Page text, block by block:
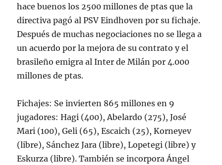
hace buenos los 2500 millones de ptas que la
directiva pagó al PSV Eindhoven por su fichaje.
Después de muchas negociaciones no se llega a
un acuerdo por la mejora de su contrato y el
brasileño emigra al Inter de Milán por 4.000
millones de ptas.
Fichajes: Se invierten 865 millones en 9
jugadores: Hagi (400), Abelardo (275), José
Mari (100), Geli (65), Escaich (25), Korneyev
(libre), Sánchez Jara (libre), Lopetegi (libre) y
Eskurza (libre). También se incorpora Ángel